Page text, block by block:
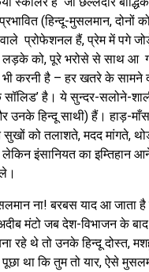
(हिन्दू-मुसलमान, दोनों
प्रोफेशनल हैं, प्रेम में पगे
को, पूरे भरोसे से साथ आ
भी करनी है – हर खतरे के सामने
सॉलिड’ है। ये सुन्दर-सलोने-
उनके हिन्दू साथी) हैं। हाड़-
को तलाशते, मदद मांगते,
इंसानियत का इम्तिहान
ना! बरबस याद आ जाता है
मंटो जब देश-विभाजन के बाद
रहे थे तो उनके हिन्दू दोस्त,
था कि तुम तो यार, ऐसे